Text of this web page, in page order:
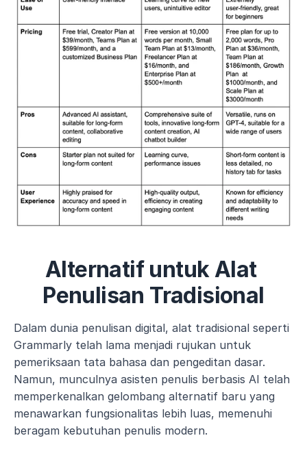
Alternatif untuk Alat
Penulisan Tradisional
Dalam dunia penulisan digital, alat tradisional seperti
Grammarly telah lama menjadi rujukan untuk
pemeriksaan tata bahasa dan pengeditan dasar.
Namun, munculnya asisten penulis berbasis AI telah
memperkenalkan gelombang alternatif baru yang
menawarkan fungsionalitas lebih luas, memenuhi
beragam kebutuhan penulis modern.